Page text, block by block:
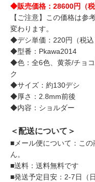
◆販売価格：28600円（税
【ご注意】この価格は参
変わります。
◆デシ単価：220円（
◆型番：Pkawa2014
◆色：全6色、黄茶/チョ
ク
◆サイズ：約130デシ
◆厚さ：2.8mm前後
◆内容：ショルダー
＜配送について＞
■メール便について：こ
ん。
■送料：送料無料です
■発送予定目安：2-7日（